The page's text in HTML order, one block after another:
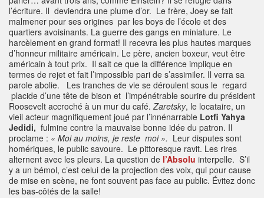
l’écriture. Il deviendra une plume d’or. Le frère, Joey se fait
malmener pour ses origines par les boys de l’école et des
quartiers avoisinants. La guerre des gangs en miniature. Le
harcèlement en grand format! Il recevra les plus hautes marques
d’honneur militaire américain. Le père, ancien boxeur, veut être
américain à tout prix. Il sait ce que la différence implique en
termes de rejet et fait l’impossible pari de s’assimiler. Il verra sa
parole abolie. Les tranches de vie se déroulent sous le regard
placide d’une tête de bison et l’impénétrable sourire du président
Roosevelt accroché à un mur du café.Zaretsky, le locataire, un
vieil acteur magnifiquement joué par l’innénarrable Lotfi Yahya
Jedidi, fulmine contre la mauvaise bonne idée du patron. Il
proclame : « Moi au moins, je reste moi ». Leur disputes sont
homériques, le public savoure. Le pittoresque ravit. Les rires
alternent avec les pleurs. La question de l’Absolu interpelle. S’il
y a un bémol, c’est celui de la projection des voix, qui pour cause
de mise en scène, ne font souvent pas face au public. Évitez donc
les bas-côtés de la salle!